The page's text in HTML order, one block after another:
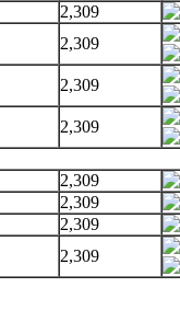
2,309
2,309
2,309
2,309
2,309
2,309
2,309
2,309